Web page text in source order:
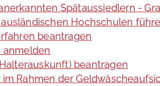
Spätaussiedlern -
Hochschulen
beantragen
anmelden
beantragen
Rahmen der